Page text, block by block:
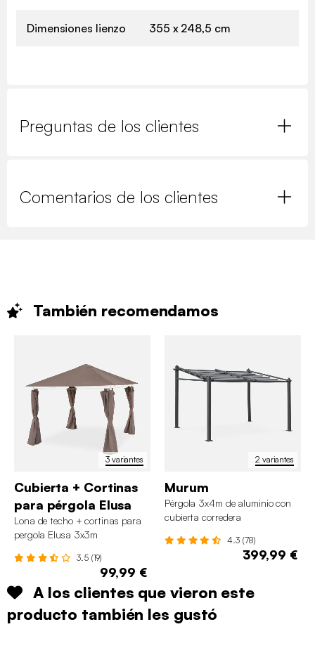
Dimensiones lienzo 355 x 248,5 cm
Preguntas de los clientes
Comentarios de los clientes
También recomendamos
3 variantes
Cubierta + Cortinas
para pérgola Elusa
Lona de techo + cortinas para
pergola Elusa 3x3m
3.5 (19)
99,99 €
2 variantes
Murum
Pérgola 3x4m de aluminio con
cubierta corredera
4.3 (78)
399,99 €
A los clientes que vieron este
producto también les gustó